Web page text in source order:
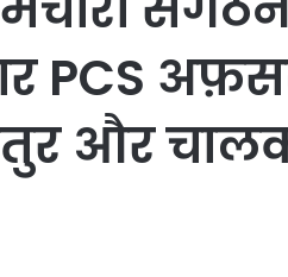
PCS
और चालक